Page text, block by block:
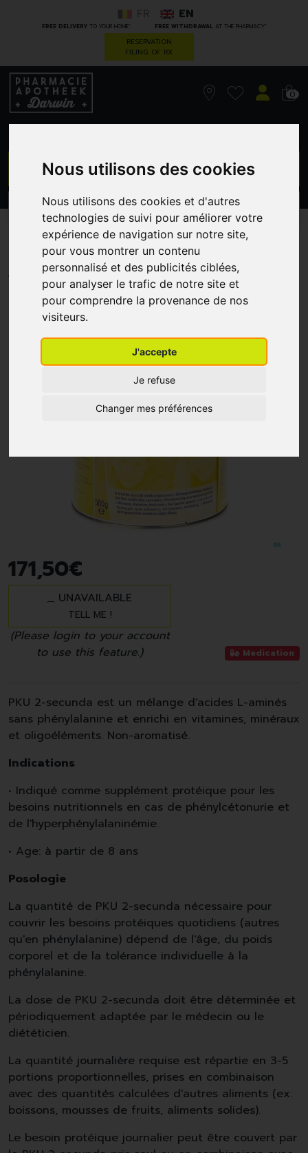
Nous utilisons des cookies
Nous utilisons des cookies et d'autres
technologies de suivi pour améliorer votre
expérience de navigation sur notre site,
pour vous montrer un contenu
personnalisé et des publicités ciblées,
pour analyser le trafic de notre site et
pour comprendre la provenance de nos
visiteurs.
J'accepte
Je refuse
Changer mes préférences
FREE DELIVERYTO YOUR HOME* FREE WITHDRAWAL AT THE PHARMACY*
EN
RESERVATION
FILING OF RX
0
CATEGORIES PROMOS
Pku 2 Secunda 500 G
NUTRICIA ADVANCED MEDICAL NUTR
171,50€
UNAVAILABLE
TELL ME !
(Please login to your account
to use this feature.)
Medication
PKU 2-secunda est un mélange d'acides L-aminés
sans phénylalanine et enrichi en vitamines, minéraux
et oligoéléments. Non-aromatisé.
Indications
• Indiqué comme supplément protéique pour les
besoins nutritionnels en cas de phénylcétonurie et
de l'hyperphénylalaninémie.
• Age: à partir de 8 ans
Posologie
La quantité de PKU 2-secunda nécessaire pour
couvrir les besoins protéiques quotidiens (autres
qu'en phénylalanine) dépend de l'âge, du poids
corporel et de la tolérance individuelle à la
phénylalanine.
La dose de PKU 2-secunda doit être déterminée et
périodiquement adaptée par le médecin ou le
diététicien.
La quantité journalière requise est répartie en 3-5
portions proportionnelles, prises en combinaison
avec des quantités calculées d'autres aliments (ex:
boissons, mousses de fruits, aliments solides).
Le besoin protéique journalier peut être couvert par